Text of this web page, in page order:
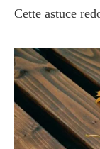
Cette astuce